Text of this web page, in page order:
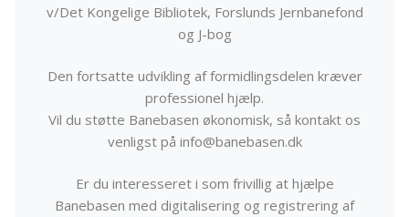
v/Det Kongelige Bibliotek, Forslunds Jernbanefond
og J-bog
Den fortsatte udvikling af formidlingsdelen kræver
professionel hjælp.
Vil du støtte Banebasen økonomisk, så kontakt os
venligst på info@banebasen.dk
Er du interesseret i som frivillig at hjælpe
Banebasen med digitalisering og registrering af